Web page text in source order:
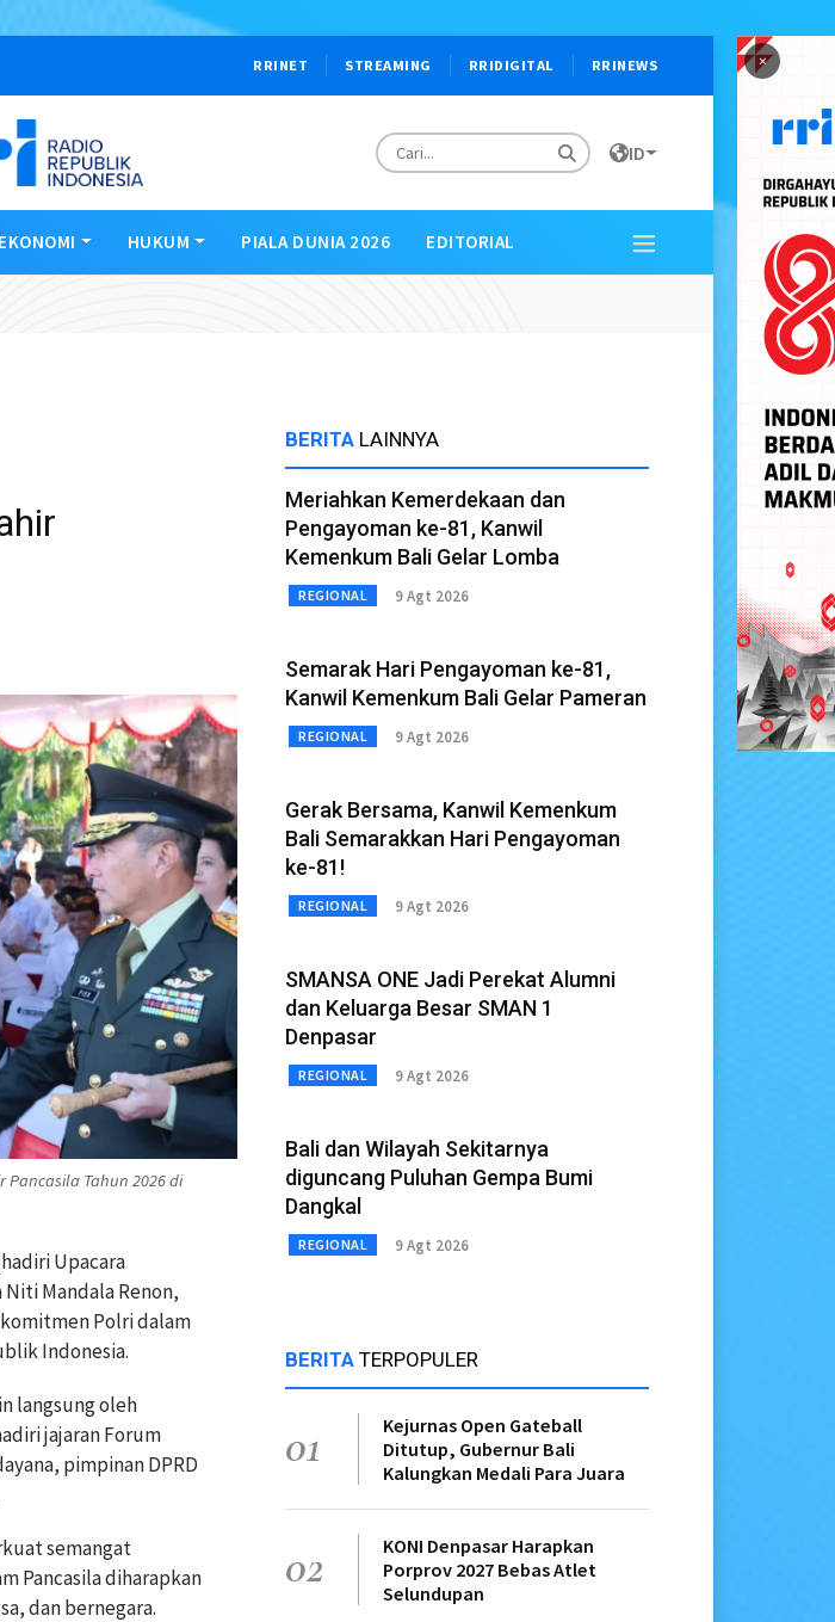
×
RRINET STREAMING RRIDIGITAL RRINEWS
ID
EKONOMI HUKUM PIALA DUNIA 2026 EDITORIAL
Tahun 2026 di
Upacara
Niti Mandala Renon,
komitmen Polri dalam
Indonesia.
langsung oleh
jajaran Forum
pimpinan DPRD
semangat
Pancasila diharapkan
dan bernegara.
BERITA LAINNYA
Meriahkan Kemerdekaan dan
Pengayoman ke-81, Kanwil
Kemenkum Bali Gelar Lomba
REGIONAL 9 Agt 2026
Semarak Hari Pengayoman ke-81,
Kanwil Kemenkum Bali Gelar Pameran
REGIONAL 9 Agt 2026
Gerak Bersama, Kanwil Kemenkum
Bali Semarakkan Hari Pengayoman
ke-81!
REGIONAL 9 Agt 2026
SMANSA ONE Jadi Perekat Alumni
dan Keluarga Besar SMAN 1
Denpasar
REGIONAL 9 Agt 2026
Bali dan Wilayah Sekitarnya
diguncang Puluhan Gempa Bumi
Dangkal
REGIONAL 9 Agt 2026
BERITA TERPOPULER
01
Kejurnas Open Gateball
Ditutup, Gubernur Bali
Kalungkan Medali Para Juara
02
KONI Denpasar Harapkan
Porprov 2027 Bebas Atlet
Selundupan